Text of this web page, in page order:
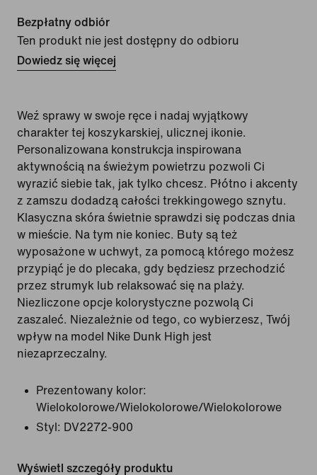
Bezpłatny odbiór
Ten produkt nie jest dostępny do odbioru
Dowiedz się więcej
Weź sprawy w swoje ręce i nadaj wyjątkowy
charakter tej koszykarskiej, ulicznej ikonie.
Personalizowana konstrukcja inspirowana
aktywnością na świeżym powietrzu pozwoli Ci
wyrazić siebie tak, jak tylko chcesz. Płótno i akcenty
z zamszu dodadzą całości trekkingowego sznytu.
Klasyczna skóra świetnie sprawdzi się podczas dnia
w mieście. Na tym nie koniec. Buty są też
wyposażone w uchwyt, za pomocą którego możesz
przypiąć je do plecaka, gdy będziesz przechodzić
przez strumyk lub relaksować się na plaży.
Niezliczone opcje kolorystyczne pozwolą Ci
zaszaleć. Niezależnie od tego, co wybierzesz, Twój
wpływ na model Nike Dunk High jest
niezaprzeczalny.
Prezentowany kolor:
Wielokolorowe/Wielokolorowe/Wielokolorowe
Styl: DV2272-900
Wyświetl szczegóły produktu